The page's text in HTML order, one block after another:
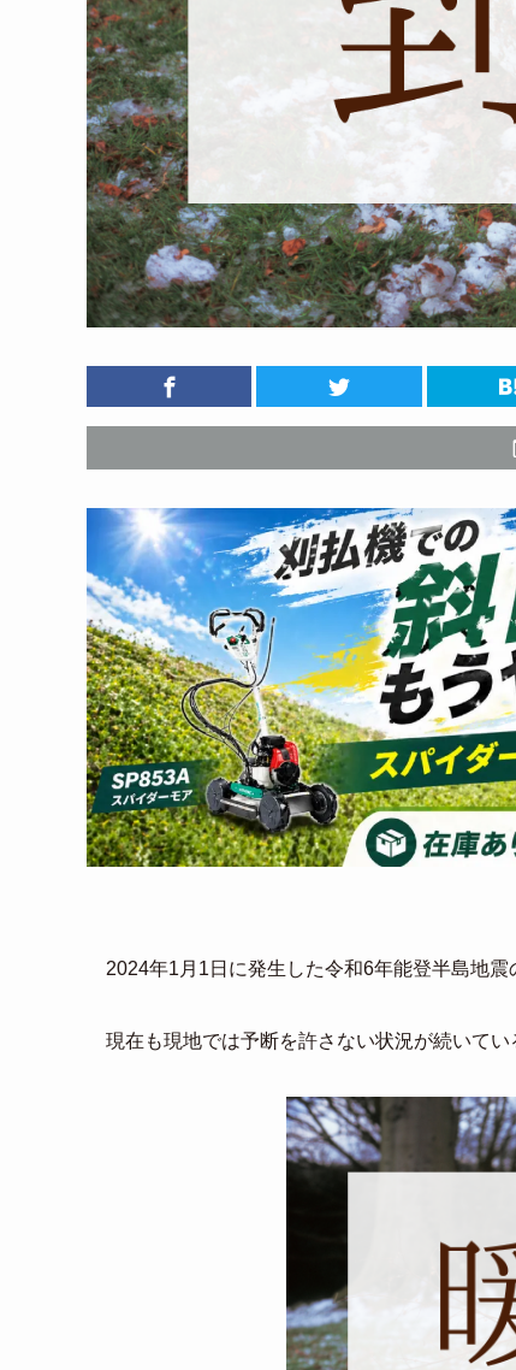
2024年1月1日に発生した令和6年能登半島地
現在も現地では予断を許さない状況が続いて